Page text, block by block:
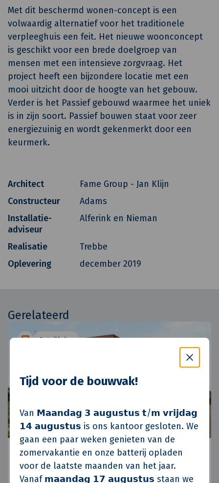
Tijd voor de bouwvak!
Van 𝗠𝗮𝗮𝗻𝗱𝗮𝗴 𝟯 𝗮𝘂𝗴𝘂𝘀𝘁𝘂𝘀 𝘁/𝗺 𝘃𝗿𝗶𝗷𝗱𝗮𝗴
𝟭𝟰 𝗮𝘂𝗴𝘂𝘀𝘁𝘂𝘀 is ons kantoor gesloten. We
gaan een paar weken genieten van de
zomervakantie en onze batterij opladen
voor de laatste maanden van het jaar.
Vanaf 𝗺𝗮𝗮𝗻𝗱𝗮𝗴 𝟭𝟳 𝗮𝘂𝗴𝘂𝘀𝘁𝘂𝘀 staan we
Met dit beschermd wonen-concept is een
volwaardig alternatief voor het traditionele
verpleeghuis een feit. Het nieuwe woonconcept
is geschikt voor een brede doelgroep van
mensen met een intensieve zorgvraag. Het
project heeft een bijzondere locatie met een
mooi uitzicht door de hoogte van het gebouw.
Verder is het Passief gebouwd waarmee het uniek
is in zijn soort. Passief bouwen staat voor zeer
energiezuinig en wordt gekenmerkt door een
keurmerk.
Architect
Fame Group - Jan Klijn
Constructeur
Adams
Installatie-
adviseur
Alferink en Nieman
Realisatie
Trebbe
Oplevering
december 2019
Gerelateerd
Ontwikkelen
Bouw gestart van 86 'beschermd wonen'-
appartementen in Apeldoorn
De bouw is met de onthulling van het bouwbord